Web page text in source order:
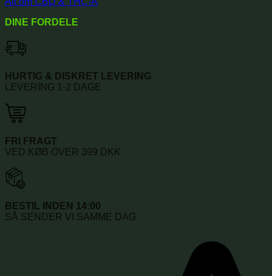
DINE FORDELE
HURTIG & DISKRET LEVERING
LEVERING 1-2 DAGE
FRI FRAGT
VED KØB OVER 399 DKK
BESTIL INDEN 14:00
SÅ SENDER VI SAMME DAG